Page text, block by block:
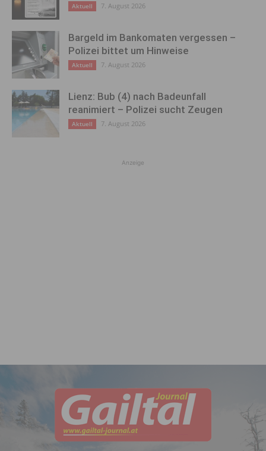
Aktuell 7. August 2026
Bargeld im Bankomaten vergessen –
Polizei bittet um Hinweise
Aktuell 7. August 2026
Lienz: Bub (4) nach Badeunfall
reanimiert – Polizei sucht Zeugen
Aktuell 7. August 2026
Anzeige